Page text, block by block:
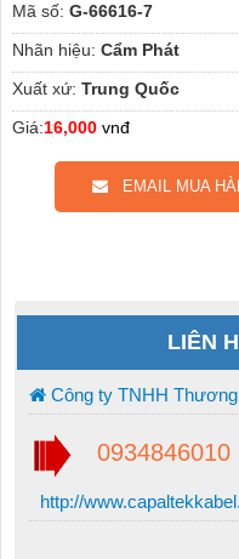
Mã số: G-66616-7
Nhãn hiệu: Cẩm Phát
Xuất xứ: Trung Quốc
Giá:16,000 vnđ
EMAIL MUA
LIÊN
Công ty TNHH
0934846010
http://